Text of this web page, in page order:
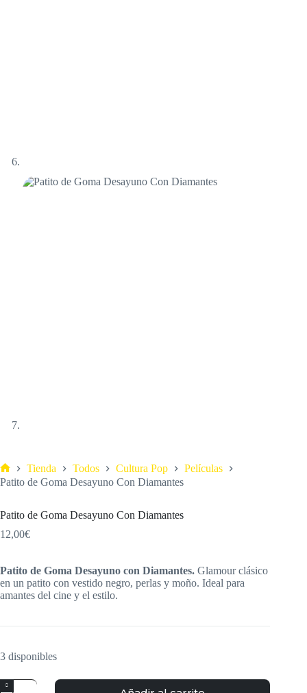
Tienda Todos Cultura Pop
Películas
Patito de Goma Desayuno Con Diamantes
Patito de Goma Desayuno Con Diamantes
12,00€
Patito de Goma Desayuno con Diamantes. Glamour clásico
en un patito con vestido negro, perlas y moño. Ideal para
amantes del cine y el estilo.
3 disponibles